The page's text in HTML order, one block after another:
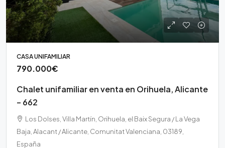
CASA UNIFAMILIAR
790.000€
Chalet unifamiliar en venta en Orihuela, Alicante
– 662
Los Dolses, Villa Martín, Orihuela, el Baix Segura / La Vega
Baja, Alacant / Alicante, Comunitat Valenciana, 03189,
España